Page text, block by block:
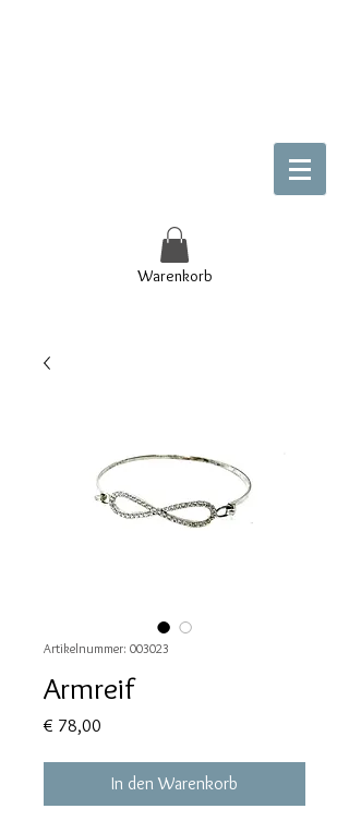
Warenkorb
Artikelnummer: 003023
Armreif
€ 78,00
In den Warenkorb